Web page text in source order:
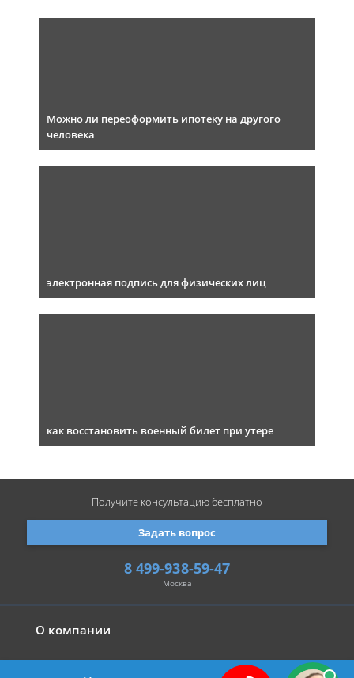
Можно ли переоформить ипотеку на другого
человека
электронная подпись для физических лиц
как восстановить военный билет при утере
О компании
8 499-938-59-47
Москва
Задать вопрос
Получите консультациюбесплатно